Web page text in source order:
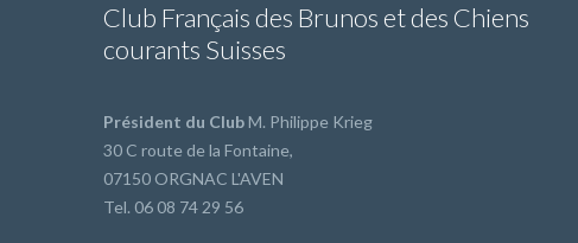
Club Français des Brunos et des Chiens
courants Suisses
Président du ClubM. Philippe Krieg
30 C route de la Fontaine,
07150 ORGNAC L'AVEN
Tel. 06 08 74 29 56